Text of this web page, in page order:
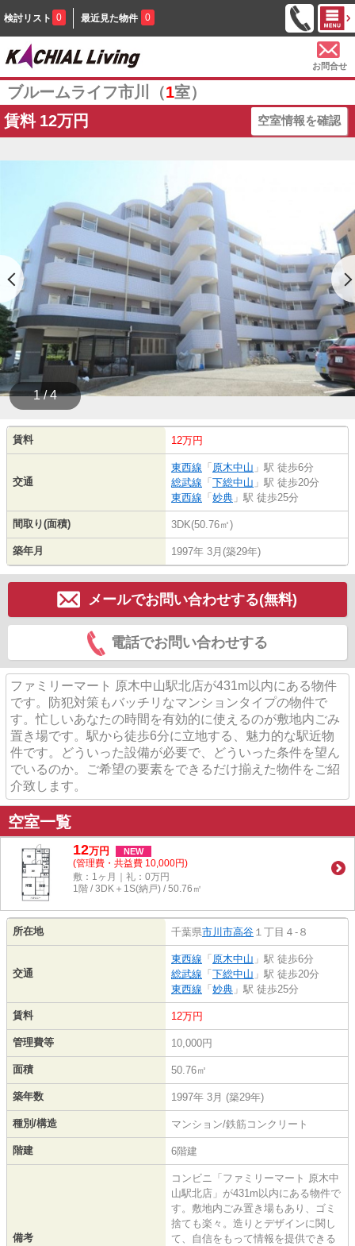
検討リスト 0 最近見た物件 0
お問合せ
ブルームライフ市川（1室）
賃料 12万円 空室情報を確認
1 / 4
賃料 12万円
交通
東西線 「 原木中山 」駅 徒歩6分
総武線 「 下総中山 」駅 徒歩20分
東西線 「 妙典 」駅 徒歩25分
間取り(面積) 3DK(50.76㎡)
築年月 1997年 3月(築29年)
メールでお問い合わせする(無料)
電話でお問い合わせする
ファミリーマート 原木中山駅北店が431m以内にある物件
です。防犯対策もバッチリなマンションタイプの物件で
す。忙しいあなたの時間を有効的に使えるのが敷地内ごみ
置き場です。駅から徒歩6分に立地する、魅力的な駅近物
件です。どういった設備が必要で、どういった条件を望ん
でいるのか。ご希望の要素をできるだけ揃えた物件をご紹
介致します。
空室一覧
12万円 NEW
(管理費・共益費 10,000円)
敷：1ヶ月｜礼：0万円
1階 / 3DK＋1S(納戸) / 50.76㎡
所在地 千葉県市川市高谷 １丁目４-８
交通
東西線 「 原木中山 」駅 徒歩6分
総武線 「 下総中山 」駅 徒歩20分
東西線 「 妙典 」駅 徒歩25分
賃料 12万円
管理費等 10,000円
面積 50.76㎡
築年数 1997年 3月 (築29年)
種別/構造 マンション/鉄筋コンクリート
階建 6階建
備考
コンビニ「ファミリーマート 原木中
山駅北店」が431m以内にある物件で
す。敷地内ごみ置き場もあり、ゴミ
捨ても楽々。造りとデザインに関し
て、自信をもって情報を提供できる